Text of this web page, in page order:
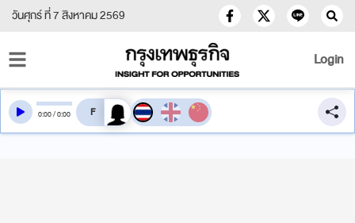
วันศุกร์ ที่ 7 สิงหาคม 2569
Login
0:00/0:00 สลับเสียงอ่าน